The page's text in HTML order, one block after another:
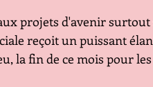
projets d'avenir
reçoit un puissant
la fin de ce mois pour